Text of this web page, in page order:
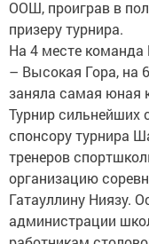
призеру турнира.
На 4 месте команда
– Высокая Гора, на
заняла самая
Турнир сильнейших
спонсору турнира
тренеров
организацию
Гатауллину Ниязу.
администрации
работникам